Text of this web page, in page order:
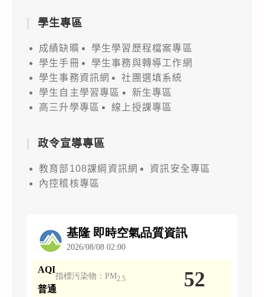
學生專區
成績缺曠
學生學習歷程檔案專區
學生手冊
學生事務與轉導工作網
學生事務資訊網
社團選填系統
學生自主學習專區
新生專區
高三升學專區
線上授課專區
政令宣導專區
教育部108課綱資訊網
資訊安全專區
內控稽核專區